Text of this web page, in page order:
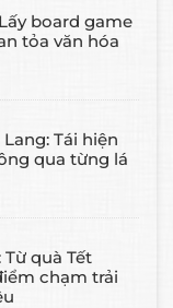
board game
tỏa văn hóa
Tái hiện
qua từng lá
quà Tết
chạm trải